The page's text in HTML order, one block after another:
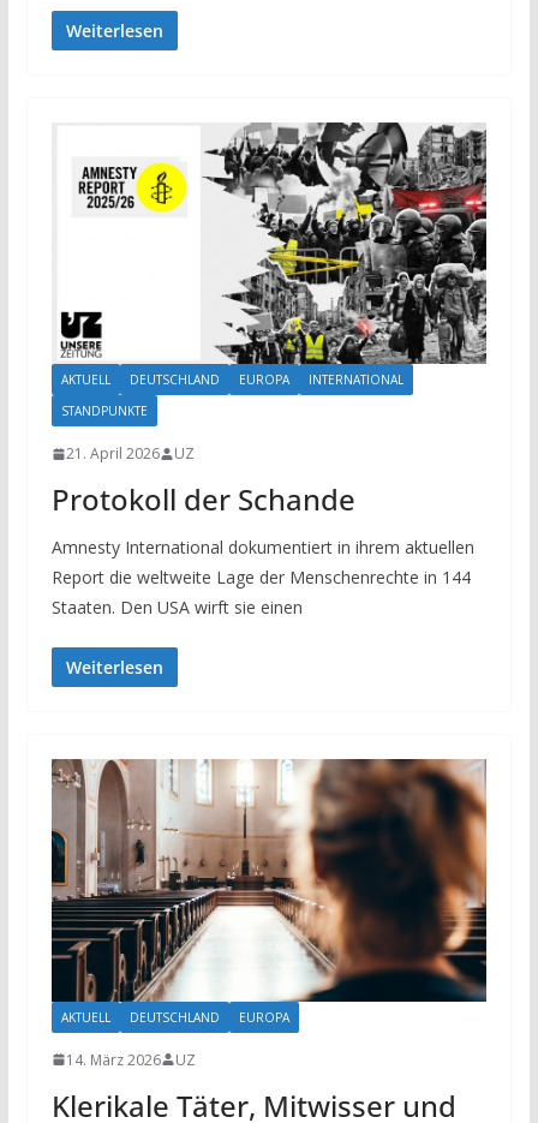
Weiterlesen
AKTUELL DEUTSCHLAND EUROPA
INTERNATIONAL
STANDPUNKTE
21. April 2026 UZ
Protokoll der Schande
Amnesty International dokumentiert in ihrem aktuellen
Report die weltweite Lage der Menschenrechte in 144
Staaten. Den USA wirft sie einen
Weiterlesen
AKTUELL DEUTSCHLAND EUROPA
14. März 2026 UZ
Klerikale Täter, Mitwisser und